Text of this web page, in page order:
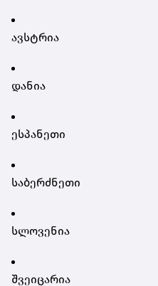
ავსტრია
დანია
ესპანეთი
საბერძნეთი
სლოვენია
შვეიცარია